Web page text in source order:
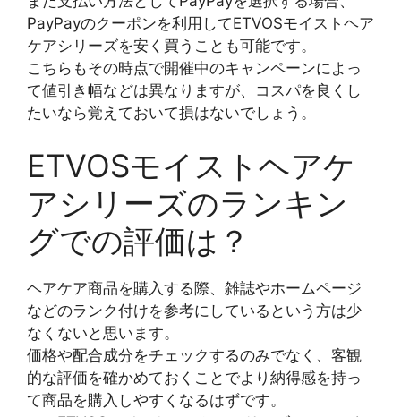
PayPayのクーポンを利用してETVOSモイストヘア
ケアシリーズを安く買うことも可能です。
こちらもその時点で開催中のキャンペーンによっ
て値引き幅などは異なりますが、コスパを良くし
たいなら覚えておいて損はないでしょう。
ETVOSモイストヘアケ
アシリーズのランキン
グでの評価は？
ヘアケア商品を購入する際、雑誌やホームページ
などのランク付けを参考にしているという方は少
なくないと思います。
価格や配合成分をチェックするのみでなく、客観
的な評価を確かめておくことでより納得感を持っ
て商品を購入しやすくなるはずです。